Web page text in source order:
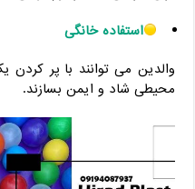
استفاده خانگی
والدین می ‌توانند با پر
محیطی شاد و ایمن بسازند.